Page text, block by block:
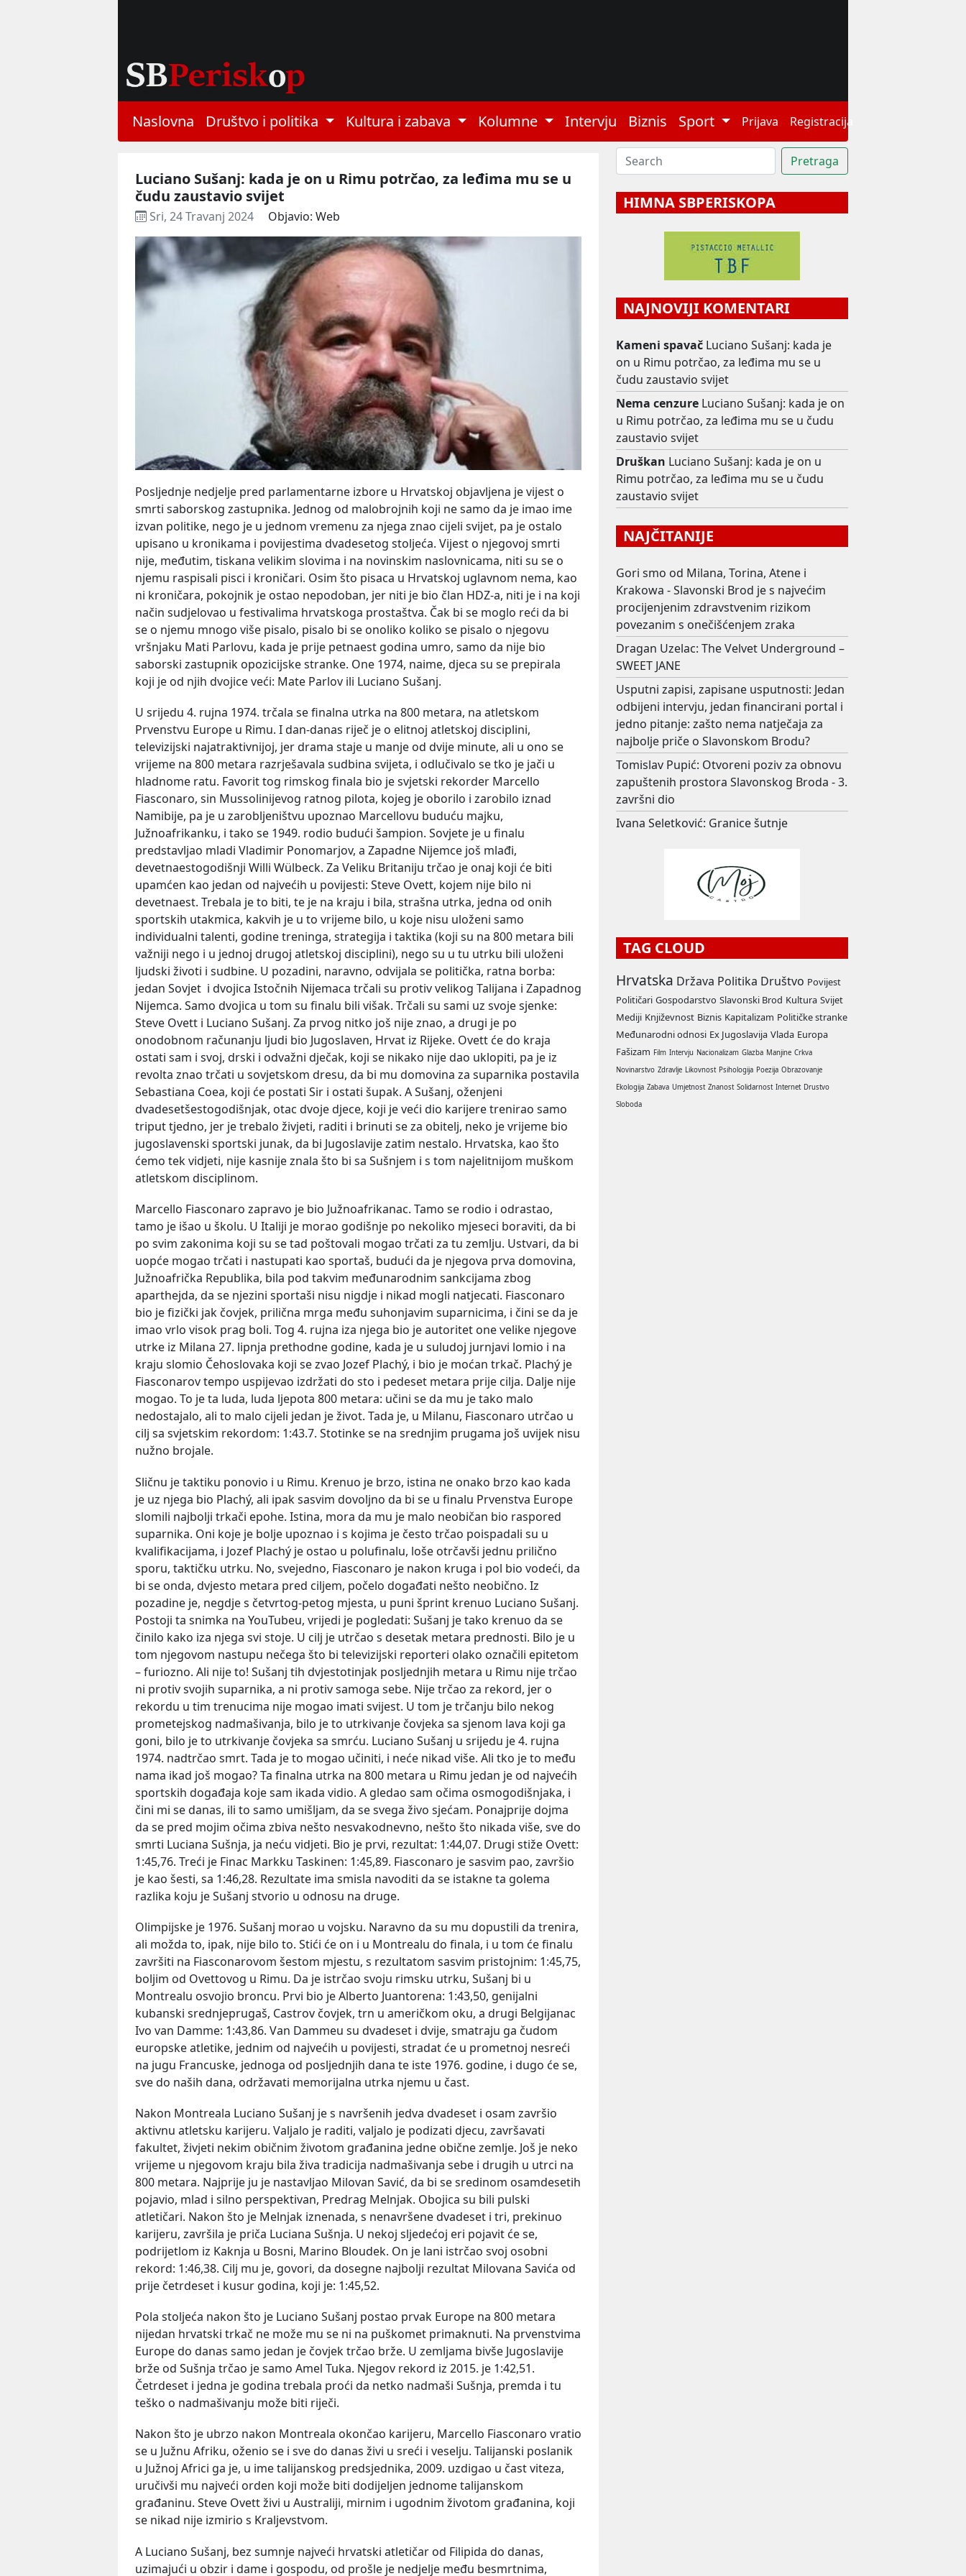
Naslovna Društvo i politika Kultura i zabava Kolumne Intervju Biznis Sport Prijava Registracija
Luciano Sušanj: kada je on u Rimu potrčao, za leđima mu se u
čudu zaustavio svijet
Sri, 24 Travanj 2024 Objavio: Web
Posljednje nedjelje pred parlamentarne izbore u Hrvatskoj objavljena je vijest o
smrti saborskog zastupnika. Jednog od malobrojnih koji ne samo da je imao ime
izvan politike, nego je u jednom vremenu za njega znao cijeli svijet, pa je ostalo
upisano u kronikama i povijestima dvadesetog stoljeća. Vijest o njegovoj smrti
nije, međutim, tiskana velikim slovima i na novinskim naslovnicama, niti su se o
njemu raspisali pisci i kroničari. Osim što pisaca u Hrvatskoj uglavnom nema, kao
ni kroničara, pokojnik je ostao nepodoban, jer niti je bio član HDZ-a, niti je i na koji
način sudjelovao u festivalima hrvatskoga prostaštva. Čak bi se moglo reći da bi
se o njemu mnogo više pisalo, pisalo bi se onoliko koliko se pisalo o njegovu
vršnjaku Mati Parlovu, kada je prije petnaest godina umro, samo da nije bio
saborski zastupnik opozicijske stranke. One 1974, naime, djeca su se prepirala
koji je od njih dvojice veći: Mate Parlov ili Luciano Sušanj.
U srijedu 4. rujna 1974. trčala se finalna utrka na 800 metara, na atletskom
Prvenstvu Europe u Rimu. I dan-danas riječ je o elitnoj atletskoj disciplini,
televizijski najatraktivnijoj, jer drama staje u manje od dvije minute, ali u ono se
vrijeme na 800 metara razrješavala sudbina svijeta, i odlučivalo se tko je jači u
hladnome ratu. Favorit tog rimskog finala bio je svjetski rekorder Marcello
Fiasconaro, sin Mussolinijevog ratnog pilota, kojeg je oborilo i zarobilo iznad
Namibije, pa je u zarobljeništvu upoznao Marcellovu buduću majku,
Južnoafrikanku, i tako se 1949. rodio budući šampion. Sovjete je u finalu
predstavljao mladi Vladimir Ponomarjov, a Zapadne Nijemce još mlađi,
devetnaestogodišnji Willi Wülbeck. Za Veliku Britaniju trčao je onaj koji će biti
upamćen kao jedan od najvećih u povijesti: Steve Ovett, kojem nije bilo ni
devetnaest. Trebala je to biti, te je na kraju i bila, strašna utrka, jedna od onih
sportskih utakmica, kakvih je u to vrijeme bilo, u koje nisu uloženi samo
individualni talenti, godine treninga, strategija i taktika (koji su na 800 metara bili
važniji nego i u jednoj drugoj atletskoj disciplini), nego su u tu utrku bili uloženi
ljudski životi i sudbine. U pozadini, naravno, odvijala se politička, ratna borba:
jedan Sovjet i dvojica Istočnih Nijemaca trčali su protiv velikog Talijana i Zapadnog
Nijemca. Samo dvojica u tom su finalu bili višak. Trčali su sami uz svoje sjenke:
Steve Ovett i Luciano Sušanj. Za prvog nitko još nije znao, a drugi je po
onodobnom računanju ljudi bio Jugoslaven, Hrvat iz Rijeke. Ovett će do kraja
ostati sam i svoj, drski i odvažni dječak, koji se nikako nije dao uklopiti, pa je iz
revolta znao trčati u sovjetskom dresu, da bi mu domovina za suparnika postavila
Sebastiana Coea, koji će postati Sir i ostati šupak. A Sušanj, oženjeni
dvadesetšestogodišnjak, otac dvoje djece, koji je veći dio karijere trenirao samo
triput tjedno, jer je trebalo živjeti, raditi i brinuti se za obitelj, neko je vrijeme bio
jugoslavenski sportski junak, da bi Jugoslavije zatim nestalo. Hrvatska, kao što
ćemo tek vidjeti, nije kasnije znala što bi sa Sušnjem i s tom najelitnijom muškom
atletskom disciplinom.
Marcello Fiasconaro zapravo je bio Južnoafrikanac. Tamo se rodio i odrastao,
tamo je išao u školu. U Italiji je morao godišnje po nekoliko mjeseci boraviti, da bi
po svim zakonima koji su se tad poštovali mogao trčati za tu zemlju. Ustvari, da bi
uopće mogao trčati i nastupati kao sportaš, budući da je njegova prva domovina,
Južnoafrička Republika, bila pod takvim međunarodnim sankcijama zbog
aparthejda, da se njezini sportaši nisu nigdje i nikad mogli natjecati. Fiasconaro
bio je fizički jak čovjek, prilična mrga među suhonjavim suparnicima, i čini se da je
imao vrlo visok prag boli. Tog 4. rujna iza njega bio je autoritet one velike njegove
utrke iz Milana 27. lipnja prethodne godine, kada je u suludoj jurnjavi lomio i na
kraju slomio Čehoslovaka koji se zvao Jozef Plachý, i bio je moćan trkač. Plachý je
Fiasconarov tempo uspijevao izdržati do sto i pedeset metara prije cilja. Dalje nije
mogao. To je ta luda, luda ljepota 800 metara: učini se da mu je tako malo
nedostajalo, ali to malo cijeli jedan je život. Tada je, u Milanu, Fiasconaro utrčao u
cilj sa svjetskim rekordom: 1:43.7. Stotinke se na srednjim prugama još uvijek nisu
nužno brojale.
Sličnu je taktiku ponovio i u Rimu. Krenuo je brzo, istina ne onako brzo kao kada
je uz njega bio Plachý, ali ipak sasvim dovoljno da bi se u finalu Prvenstva Europe
slomili najbolji trkači epohe. Istina, mora da mu je malo neobičan bio raspored
suparnika. Oni koje je bolje upoznao i s kojima je često trčao poispadali su u
kvalifikacijama, i Jozef Plachý je ostao u polufinalu, loše otrčavši jednu prilično
sporu, taktičku utrku. No, svejedno, Fiasconaro je nakon kruga i pol bio vodeći, da
bi se onda, dvjesto metara pred ciljem, počelo događati nešto neobično. Iz
pozadine je, negdje s četvrtog-petog mjesta, u puni šprint krenuo Luciano Sušanj.
Postoji ta snimka na YouTubeu, vrijedi je pogledati: Sušanj je tako krenuo da se
činilo kako iza njega svi stoje. U cilj je utrčao s desetak metara prednosti. Bilo je u
tom njegovom nastupu nečega što bi televizijski reporteri olako označili epitetom
– furiozno. Ali nije to! Sušanj tih dvjestotinjak posljednjih metara u Rimu nije trčao
ni protiv svojih suparnika, a ni protiv samoga sebe. Nije trčao za rekord, jer o
rekordu u tim trenucima nije mogao imati svijest. U tom je trčanju bilo nekog
prometejskog nadmašivanja, bilo je to utrkivanje čovjeka sa sjenom lava koji ga
goni, bilo je to utrkivanje čovjeka sa smrću. Luciano Sušanj u srijedu je 4. rujna
1974. nadtrčao smrt. Tada je to mogao učiniti, i neće nikad više. Ali tko je to među
nama ikad još mogao? Ta finalna utrka na 800 metara u Rimu jedan je od najvećih
sportskih događaja koje sam ikada vidio. A gledao sam očima osmogodišnjaka, i
čini mi se danas, ili to samo umišljam, da se svega živo sjećam. Ponajprije dojma
da se pred mojim očima zbiva nešto nesvakodnevno, nešto što nikada više, sve do
smrti Luciana Sušnja, ja neću vidjeti. Bio je prvi, rezultat: 1:44,07. Drugi stiže Ovett:
1:45,76. Treći je Finac Markku Taskinen: 1:45,89. Fiasconaro je sasvim pao, završio
je kao šesti, sa 1:46,28. Rezultate ima smisla navoditi da se istakne ta golema
razlika koju je Sušanj stvorio u odnosu na druge.
Olimpijske je 1976. Sušanj morao u vojsku. Naravno da su mu dopustili da trenira,
ali možda to, ipak, nije bilo to. Stići će on i u Montrealu do finala, i u tom će finalu
završiti na Fiasconarovom šestom mjestu, s rezultatom sasvim pristojnim: 1:45,75,
boljim od Ovettovog u Rimu. Da je istrčao svoju rimsku utrku, Sušanj bi u
Montrealu osvojio broncu. Prvi bio je Alberto Juantorena: 1:43,50, genijalni
kubanski srednjeprugaš, Castrov čovjek, trn u američkom oku, a drugi Belgijanac
Ivo van Damme: 1:43,86. Van Dammeu su dvadeset i dvije, smatraju ga čudom
europske atletike, jednim od najvećih u povijesti, stradat će u prometnoj nesreći
na jugu Francuske, jednoga od posljednjih dana te iste 1976. godine, i dugo će se,
sve do naših dana, održavati memorijalna utrka njemu u čast.
Nakon Montreala Luciano Sušanj je s navršenih jedva dvadeset i osam završio
aktivnu atletsku karijeru. Valjalo je raditi, valjalo je podizati djecu, završavati
fakultet, živjeti nekim običnim životom građanina jedne obične zemlje. Još je neko
vrijeme u njegovom kraju bila živa tradicija nadmašivanja sebe i drugih u utrci na
800 metara. Najprije ju je nastavljao Milovan Savić, da bi se sredinom osamdesetih
pojavio, mlad i silno perspektivan, Predrag Melnjak. Obojica su bili pulski
atletičari. Nakon što je Melnjak iznenada, s nenavršene dvadeset i tri, prekinuo
karijeru, završila je priča Luciana Sušnja. U nekoj sljedećoj eri pojavit će se,
podrijetlom iz Kaknja u Bosni, Marino Bloudek. On je lani istrčao svoj osobni
rekord: 1:46,38. Cilj mu je, govori, da dosegne najbolji rezultat Milovana Savića od
prije četrdeset i kusur godina, koji je: 1:45,52.
Pola stoljeća nakon što je Luciano Sušanj postao prvak Europe na 800 metara
nijedan hrvatski trkač ne može mu se ni na puškomet primaknuti. Na prvenstvima
Europe do danas samo jedan je čovjek trčao brže. U zemljama bivše Jugoslavije
brže od Sušnja trčao je samo Amel Tuka. Njegov rekord iz 2015. je 1:42,51.
Četrdeset i jedna je godina trebala proći da netko nadmaši Sušnja, premda i tu
teško o nadmašivanju može biti riječi.
Nakon što je ubrzo nakon Montreala okončao karijeru, Marcello Fiasconaro vratio
se u Južnu Afriku, oženio se i sve do danas živi u sreći i veselju. Talijanski poslanik
u Južnoj Africi ga je, u ime talijanskog predsjednika, 2009. uzdigao u čast viteza,
uručivši mu najveći orden koji može biti dodijeljen jednome talijanskom
građaninu. Steve Ovett živi u Australiji, mirnim i ugodnim životom građanina, koji
se nikad nije izmirio s Kraljevstvom.
A Luciano Sušanj, bez sumnje najveći hrvatski atletičar od Filipida do danas,
uzimajući u obzir i dame i gospodu, od prošle je nedjelje među besmrtnima,
HIMNA SBPERISKOPA
NAJNOVIJI KOMENTARI
Kameni spavač Luciano Sušanj: kada je
on u Rimu potrčao, za leđima mu se u
čudu zaustavio svijet
Nema cenzure Luciano Sušanj: kada je on
u Rimu potrčao, za leđima mu se u čudu
zaustavio svijet
Druškan Luciano Sušanj: kada je on u
Rimu potrčao, za leđima mu se u čudu
zaustavio svijet
NAJČITANIJE
Gori smo od Milana, Torina, Atene i
Krakowa - Slavonski Brod je s najvećim
procijenjenim zdravstvenim rizikom
povezanim s onečišćenjem zraka
Dragan Uzelac: The Velvet Underground –
SWEET JANE
Usputni zapisi, zapisane usputnosti: Jedan
odbijeni intervju, jedan financirani portal i
jedno pitanje: zašto nema natječaja za
najbolje priče o Slavonskom Brodu?
Tomislav Pupić: Otvoreni poziv za obnovu
zapuštenih prostora Slavonskog Broda - 3.
završni dio
Ivana Seletković: Granice šutnje
TAG CLOUD
Hrvatska Država Politika Društvo Povijest
Političari Gospodarstvo Slavonski Brod Kultura Svijet
Mediji Književnost Biznis Kapitalizam Političke stranke
Međunarodni odnosi Ex Jugoslavija Vlada Europa
Fašizam Film Intervju Nacionalizam Glazba Manjine Crkva
Novinarstvo Zdravlje Likovnost Psihologija Poezija Obrazovanje
Ekologija Zabava Umjetnost Znanost Solidarnost Internet Drustvo
Sloboda